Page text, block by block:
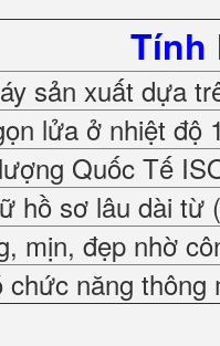
Tính
sản xuất dựa
lửa ở nhiệt độ
Quốc Tế
hồ sơ lâu dài từ
mịn, đẹp nhờ
năng